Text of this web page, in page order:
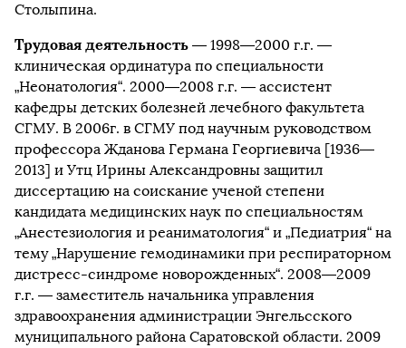
Столыпина.
Трудовая деятельность — 1998—2000 г.г. —
клиническая ординатура по специальности
„Неонатология“. 2000—2008 г.г. — ассистент
кафедры детских болезней лечебного факультета
СГМУ. В 2006г. в СГМУ под научным руководством
профессора Жданова Германа Георгиевича [1936—
2013] и Утц Ирины Александровны защитил
диссертацию на соискание ученой степени
кандидата медицинских наук по специальностям
„Анестезиология и реаниматология“ и „Педиатрия“ на
тему „Нарушение гемодинамики при респираторном
дистресс-синдроме новорожденных“. 2008—2009
г.г. — заместитель начальника управления
здравоохранения администрации Энгельсского
муниципального района Саратовской области. 2009